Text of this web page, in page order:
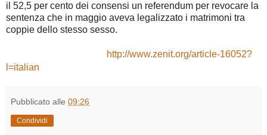
il 52,5 per cento dei consensi un referendum per revocare la
sentenza che in maggio aveva legalizzato i matrimoni tra
coppie dello stesso sesso.
http://www.zenit.org/article-16052?
l=italian
Pubblicato alle 09:26
Condividi